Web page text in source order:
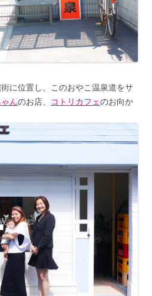
に位置し、このおやこ温泉道をサ
んのお店、 コトリカフェのお向か